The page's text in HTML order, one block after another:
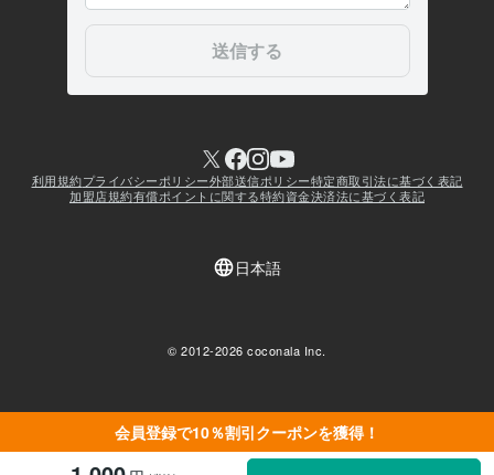
会員登録で10％割引クーポンを獲得！